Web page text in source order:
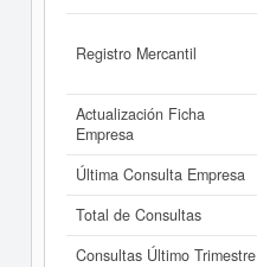
Registro Mercantil
Actualización Ficha
Empresa
Última Consulta Empresa
Total de Consultas
Consultas Último Trimestre